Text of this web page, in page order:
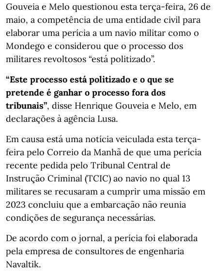
Gouveia e Melo questionou esta terça-feira, 26 de
maio, a competência de uma entidade civil para
elaborar uma perícia a um navio militar como o
Mondego e considerou que o processo dos
militares revoltosos “está politizado”.
“Este processo está politizado e o que se
pretende é ganhar o processo fora dos
tribunais”, disse Henrique Gouveia e Melo, em
declarações à agência Lusa.
Em causa está uma notícia veiculada esta terça-
feira pelo Correio da Manhã de que uma perícia
recente pedida pelo Tribunal Central de
Instrução Criminal (TCIC) ao navio no qual 13
militares se recusaram a cumprir uma missão em
2023 concluiu que a embarcação não reunia
condições de segurança necessárias.
De acordo com o jornal, a perícia foi elaborada
pela empresa de consultores de engenharia
Navaltik.